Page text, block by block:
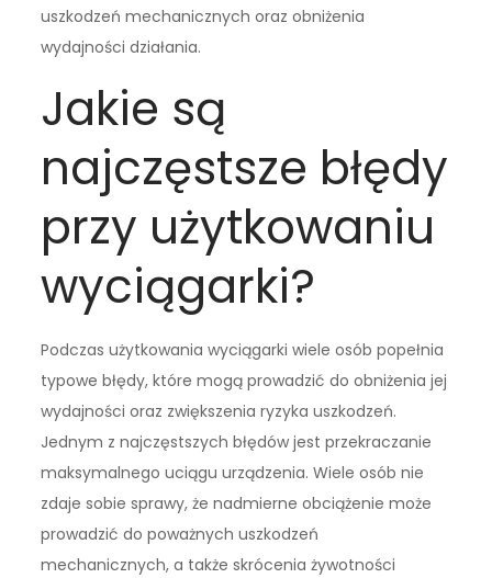
uszkodzeń mechanicznych oraz obniżenia
wydajności działania.
Jakie są
najczęstsze błędy
przy użytkowaniu
wyciągarki?
Podczas użytkowania wyciągarki wiele osób popełnia
typowe błędy, które mogą prowadzić do obniżenia jej
wydajności oraz zwiększenia ryzyka uszkodzeń.
Jednym z najczęstszych błędów jest przekraczanie
maksymalnego uciągu urządzenia. Wiele osób nie
zdaje sobie sprawy, że nadmierne obciążenie może
prowadzić do poważnych uszkodzeń
mechanicznych, a także skrócenia żywotności